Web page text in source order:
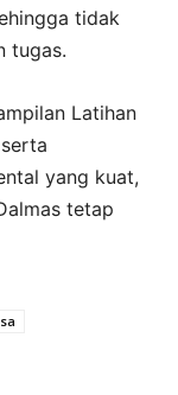
tidak
tugas.
Latihan
yang kuat,
tetap